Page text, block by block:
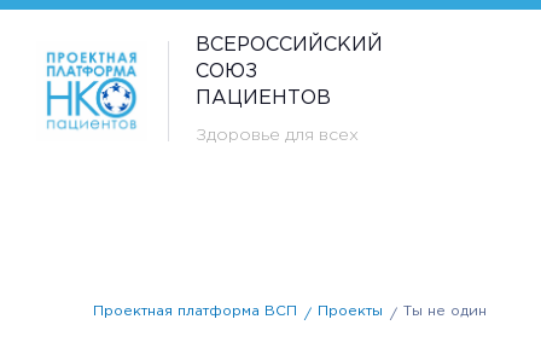
ВСЕРОССИЙСКИЙ
СОЮЗ
ПАЦИЕНТОВ
Здоровье для всех
Проектная платформа ВСП Проекты Ты не один